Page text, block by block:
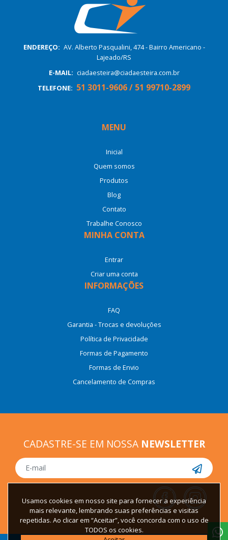
Usamos cookies em nosso site para fornecer a experiência
mais relevante, lembrando suas preferências e visitas
repetidas. Ao clicar em “Aceitar”, você concorda com o uso de
TODOS os cookies.
ENDEREÇO: AV. Alberto Pasqualini, 474 - Bairro Americano -
Lajeado/RS
E-MAIL: ciadaesteira@ciadaesteira.com.br
TELEFONE: 51 3011-9606 / 51 99710-2899
MENU
Inicial
Quem somos
Produtos
Blog
Contato
Trabalhe Conosco
MINHA CONTA
Entrar
Criar uma conta
INFORMAÇÕES
FAQ
Garantia - Trocas e devoluções
Política de Privacidade
Formas de Pagamento
Formas de Envio
Cancelamento de Compras
CADASTRE-SE EM NOSSA NEWSLETTER